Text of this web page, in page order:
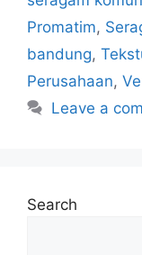
Promatim,
bandung,
Perusahaan,
Leave a
Search